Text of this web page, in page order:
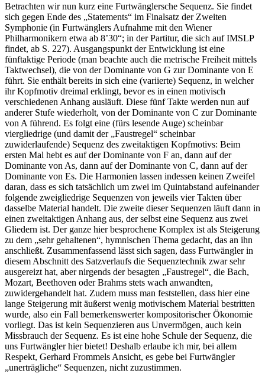
Betrachten wir nun kurz eine Furtwänglersche Sequenz. Sie findet
sich gegen Ende des „Statements“ im Finalsatz der Zweiten
Symphonie (in Furtwänglers Aufnahme mit den Wiener
Philharmonikern etwa ab 8’30“; in der Partitur, die sich auf IMSLP
findet, ab S. 227). Ausgangspunkt der Entwicklung ist eine
fünftaktige Periode (man beachte auch die metrische Freiheit mittels
Taktwechsel), die von der Dominante von G zur Dominante von E
führt. Sie enthält bereits in sich eine (variierte) Sequenz, in welcher
ihr Kopfmotiv dreimal erklingt, bevor es in einen motivisch
verschiedenen Anhang ausläuft. Diese fünf Takte werden nun auf
anderer Stufe wiederholt, von der Dominante von C zur Dominante
von A führend. Es folgt eine (fürs lesende Auge) scheinbar
viergliedrige (und damit der „Faustregel“ scheinbar
zuwiderlaufende) Sequenz des zweitaktigen Kopfmotivs: Beim
ersten Mal hebt es auf der Dominante von F an, dann auf der
Dominante von As, dann auf der Dominante von C, dann auf der
Dominante von Es. Die Harmonien lassen indessen keinen Zweifel
daran, dass es sich tatsächlich um zwei im Quintabstand aufeinander
folgende zweigliedrige Sequenzen von jeweils vier Takten über
dasselbe Material handelt. Die zweite dieser Sequenzen läuft dann in
einen zweitaktigen Anhang aus, der selbst eine Sequenz aus zwei
Gliedern ist. Der ganze hier besprochene Komplex ist als Steigerung
zu dem „sehr gehaltenen“, hymnischen Thema gedacht, das an ihn
anschließt. Zusammenfassend lässt sich sagen, dass Furtwängler in
diesem Abschnitt des Satzverlaufs die Sequenztechnik zwar sehr
ausgereizt hat, aber nirgends der besagten „Faustregel“, die Bach,
Mozart, Beethoven oder Brahms stets wach anwandten,
zuwidergehandelt hat. Zudem muss man feststellen, dass hier eine
lange Steigerung mit äußerst wenig motivischem Material bestritten
wurde, also ein Fall bemerkenswerter kompositorischer Ökonomie
vorliegt. Das ist kein Sequenzieren aus Unvermögen, auch kein
Missbrauch der Sequenz. Es ist eine hohe Schule der Sequenz, die
uns Furtwängler hier bietet! Deshalb erlaube ich mir, bei allem
Respekt, Gerhard Frommels Ansicht, es gebe bei Furtwängler
„unerträgliche“ Sequenzen, nicht zuzustimmen.